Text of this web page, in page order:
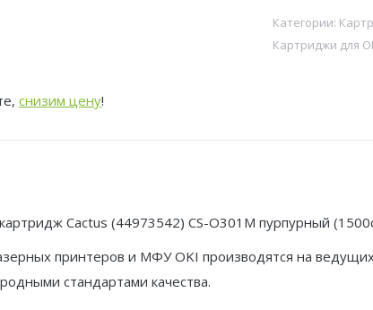
лазерный
Cactus
для
Oki
Категории:
Картриджи для
снизим цену!
Cactus (44973542) CS-O301M пурпурный
принтеров и МФУ OKI производятся на
стандартами качества.